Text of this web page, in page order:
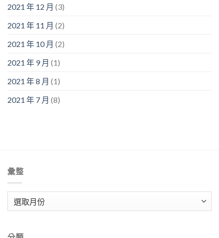
2021 年 12 月 (3)
2021 年 11 月 (2)
2021 年 10 月 (2)
2021 年 9 月 (1)
2021 年 8 月 (1)
2021 年 7 月 (8)
彙整